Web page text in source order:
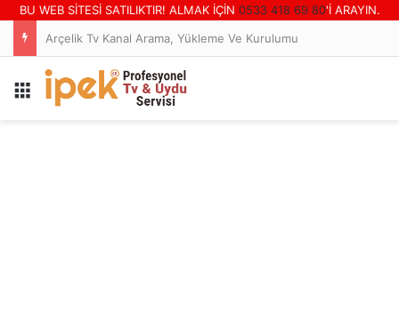
BU WEB SİTESİ SATILIKTIR! ALMAK İÇİN 0533 418 69 80'İ ARAYIN.
Türk Ve Yabancı Sinema Filmi Yayınlayan Tv Kanalları
Menü